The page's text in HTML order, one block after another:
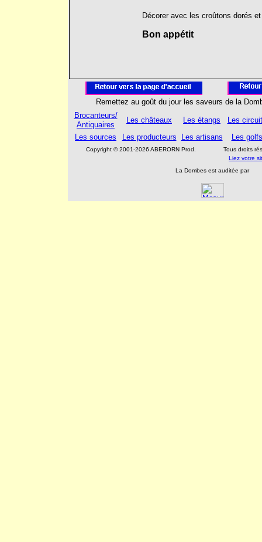
Décorer avec les croûtons dorés
Bon appétit
Remettez au goût du jour les saveurs de la
Brocanteurs/
Antiquaires
Les châteaux Les étangs
Les
Les sources
Les producteurs Les artisans Les golfs
Copyright © 2001-2026 ABERORN Prod.
Tous droits
Liez votre
La Dombes est auditée par